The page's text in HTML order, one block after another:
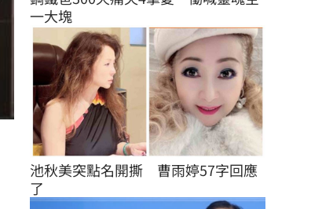
一大塊
池秋美突點名開撕　曹雨婷57字回應
了